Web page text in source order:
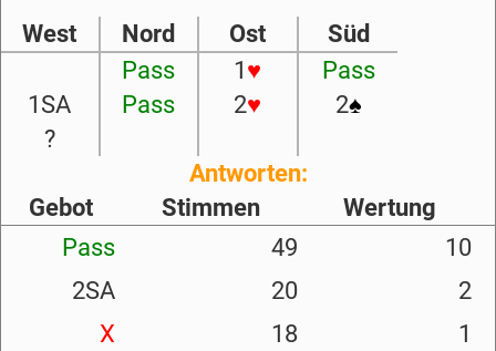
West
Nord Ost
Süd
Pass
1♥
Pass
1SA
Pass 2♥ 2♠
?
Antworten:
Gebot
Stimmen
Wertung
Pass
49
10
2SA
20
2
X
18
1